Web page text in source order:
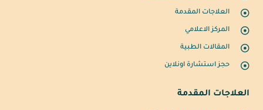
العلاجات المقدمة
المركز الاعلامي
المقالات الطبية
حجز استشارة اونلاين
العلاجات المقدمة